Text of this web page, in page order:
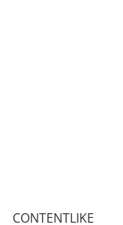
CONTENTLIKE